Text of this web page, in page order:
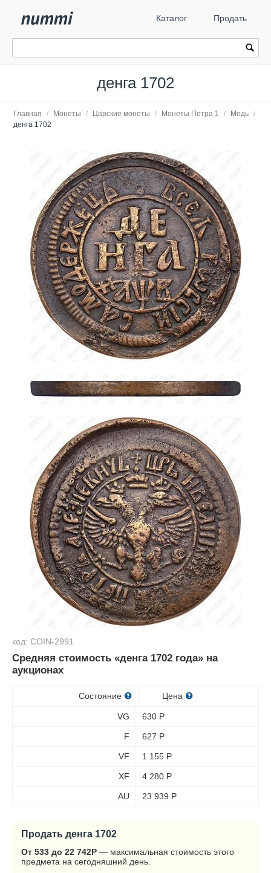
Каталог Продать
денга 1702
Главная / Монеты / Царские монеты / Монеты Петра 1 / Медь /
денга 1702
код: COIN-2991
Средняя стоимость «денга 1702 года» на
аукционах
Состояние Цена
VG 630 Р
F 627 Р
VF 1 155 Р
XF 4 280 Р
AU 23 939 Р
Продать денга 1702
От 533 до 22 742Р — максимальная стоимость этого
предмета на сегодняшний день.